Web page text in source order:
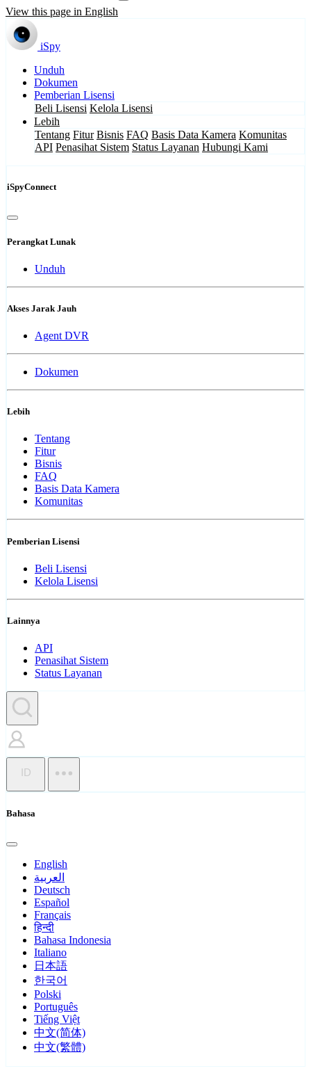
View this page in English
iSpy
Unduh
Dokumen
Pemberian Lisensi
Beli Lisensi Kelola Lisensi
Lebih
Tentang Fitur Bisnis FAQ Basis Data Kamera Komunitas
API Penasihat Sistem Status Layanan Hubungi Kami
iSpyConnect
Perangkat Lunak
Unduh
Akses Jarak Jauh
Agent DVR
Dokumen
Lebih
Tentang
Fitur
Bisnis
FAQ
Basis Data Kamera
Komunitas
Pemberian Lisensi
Beli Lisensi
Kelola Lisensi
Lainnya
API
Penasihat Sistem
Status Layanan
ID
Bahasa
English
العربية
Deutsch
Español
Français
हिन्दी
Bahasa Indonesia
Italiano
日本語
한국어
Polski
Português
Tiếng Việt
中文(简体)
中文(繁體)